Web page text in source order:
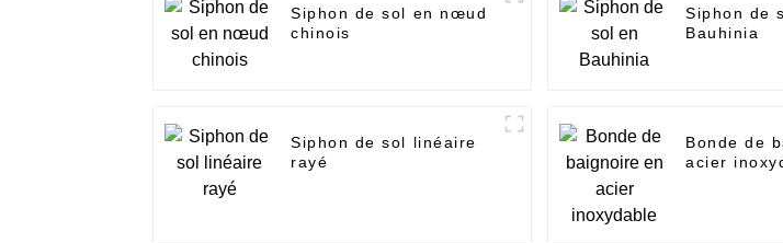
Siphon de sol en nœud
chinois
Siphon de
Bauhinia
Siphon de sol linéaire
rayé
Bonde de
acier